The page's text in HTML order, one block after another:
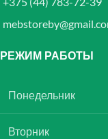
РЕЖИМ РАБОТЫ
Понедельник
Вторник